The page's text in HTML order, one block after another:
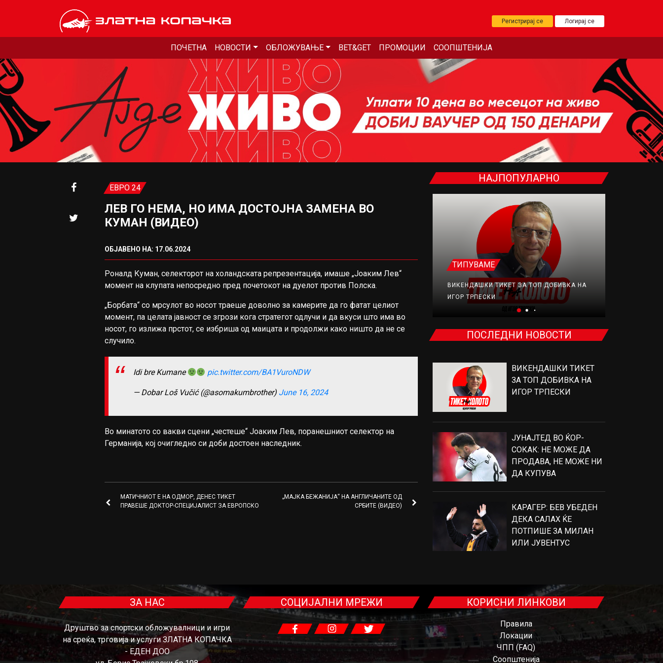
Регистрирај се Логирај се
ПОЧЕТНА НОВОСТИ ОБЛОЖУВАЊЕ BET&GET ПРОМОЦИИ СООПШТЕНИЈА
ЕВРО 24
ЛЕВ ГО НЕМА, НО ИМА ДОСТОЈНА ЗАМЕНА ВО
КУМАН (ВИДЕО)
ОБЈАВЕНО НА: 17.06.2024
Роналд Куман, селекторот на холандската репрезентација, имаше „Јоаким Лев“
момент на клупата непосредно пред почетокот на дуелот против Полска.
„Борбата“ со мрсулот во носот траеше доволно за камерите да го фатат целиот
момент, па целата јавност се згрози кога стратегот одлучи и да вкуси што има во
носот, го излижа прстот, се избриша од маицата и продолжи како ништо да не се
случило.
Idi bre Kumane pic.twitter.com/BA1VuroNDW
— Dobar Loš Vučić (@asomakumbrother) June 16, 2024
Во минатото со вакви сцени „честеше“ Јоаким Лев, поранешниот селектор на
Германија, кој очигледно си доби достоен наследник.
МАТИЧНИОТ Е НА ОДМОР, ДЕНЕС ТИКЕТ
ПРАВЕШЕ ДОКТОР-СПЕЦИЈАЛИСТ ЗА ЕВРОПСКО
„МАЈКА БЕЖАНИЈА“ НА АНГЛИЧАНИТЕ ОД
СРБИТЕ (ВИДЕО)
НАЈПОПУЛАРНО
КАРАГЕР: БЕВ УБЕДЕН ДЕКА САЛАХ ЌЕ
ТИПУВАМЕ
ВИКЕНДАШКИ ТИКЕТ ЗА ТОП ДОБИВКА НА
ИГОР ТРПЕСКИ
ПОСЛЕДНИ НОВОСТИ
ВИКЕНДАШКИ ТИКЕТ
ЗА ТОП ДОБИВКА НА
ИГОР ТРПЕСКИ
ЈУНАЈТЕД ВО ЌОР-
СОКАК: НЕ МОЖЕ ДА
ПРОДАВА, НЕ МОЖЕ НИ
ДА КУПУВА
КАРАГЕР: БЕВ УБЕДЕН
ДЕКА САЛАХ ЌЕ
ПОТПИШЕ ЗА МИЛАН
ИЛИ ЈУВЕНТУС
ЗА НАС
Друштво за спортски обложувалници и игри
на среќа, трговија и услуги ЗЛАТНА КОПАЧКА
- ЕДЕН ДОО
СОЦИЈАЛНИ МРЕЖИ КОРИСНИ ЛИНКОВИ
Правила
Локации
ЧПП (FAQ)
Соопштенија